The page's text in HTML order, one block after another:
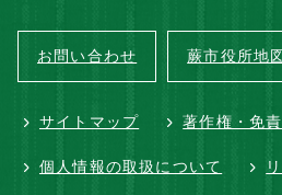
お問い合わせ 蕨市役所地図
サイトマップ 著作権・免
個人情報の取扱について